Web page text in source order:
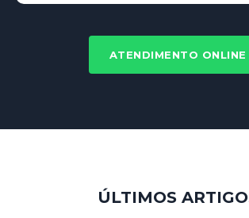
ATENDIMENTO ONLINE
ÚLTIMOS